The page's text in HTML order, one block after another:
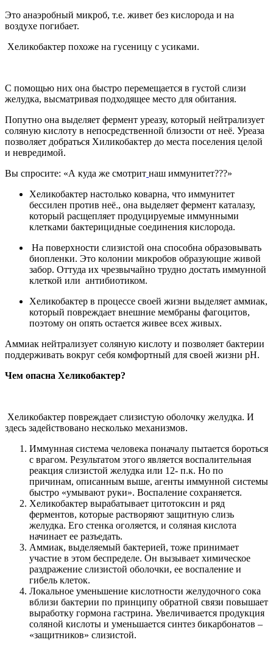
Это анаэробный микроб, т.е. живет без кислорода и на
воздухе погибает.
Хеликобактер похоже на гусеницу с усиками.
С помощью них она быстро перемещается в густой слизи
желудка, высматривая подходящее место для обитания.
Попутно она выделяет фермент уреазу, который нейтрализует
соляную кислоту в непосредственной близости от неё. Уреаза
позволяет добраться Хиликобактер до места поселения целой
и невредимой.
Вы спросите: «А куда же смотрит наш иммунитет???»
Хеликобактер настолько коварна, что иммунитет
бессилен против неё., она выделяет фермент каталазу,
который расщепляет продуцируемые иммунными
клетками бактерицидные соединения кислорода.
На поверхности слизистой она способна образовывать
биопленки. Это колонии микробов образующие живой
забор. Оттуда их чрезвычайно трудно достать иммунной
клеткой или антибиотиком.
Хеликобактер в процессе своей жизни выделяет аммиак,
который повреждает внешние мембраны фагоцитов,
поэтому он опять остается живее всех живых.
Аммиак нейтрализует соляную кислоту и позволяет бактерии
поддерживать вокруг себя комфортный для своей жизни pH.
Чем опасна Хеликобактер?
Хеликобактер повреждает слизистую оболочку желудка. И
здесь задействовано несколько механизмов.
Иммунная система человека поначалу пытается бороться
с врагом. Результатом этого является воспалительная
реакция слизистой желудка или 12- п.к. Но по
причинам, описанным выше, агенты иммунной системы
быстро «умывают руки». Воспаление сохраняется.
Хеликобактер вырабатывает цитотоксин и ряд
ферментов, которые растворяют защитную слизь
желудка. Его стенка оголяется, и соляная кислота
начинает ее разъедать.
Аммиак, выделяемый бактерией, тоже принимает
участие в этом беспределе. Он вызывает химическое
раздражение слизистой оболочки, ее воспаление и
гибель клеток.
Локальное уменьшение кислотности желудочного сока
вблизи бактерии по принципу обратной связи повышает
выработку гормона гастрина. Увеличивается продукция
соляной кислоты и уменьшается синтез бикарбонатов –
«защитников» слизистой.